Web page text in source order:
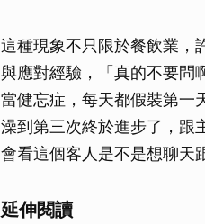
這種現象不只限於餐飲業，
與應對經驗，「真的不要問
當健忘症，每天都假裝第一
澡到第三次終於進步了，跟
會看這個客人是不是想聊天
延伸閱讀